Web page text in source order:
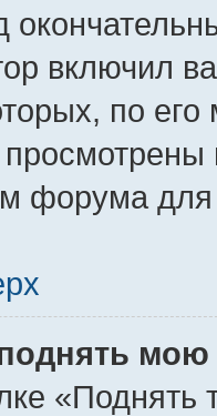
включил
по
форума
мою
«Поднять